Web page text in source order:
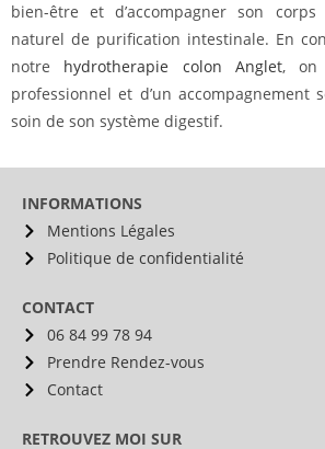
bien-être et d’accompagner son
naturel de purification intestinale. En
notre hydrotherapie colon Anglet, on
professionnel et d’un accompagnement
soin de son système digestif.
INFORMATIONS
Mentions Légales
Politique de confidentialité
CONTACT
06 84 99 78 94
Prendre Rendez-vous
Contact
RETROUVEZ MOI SUR